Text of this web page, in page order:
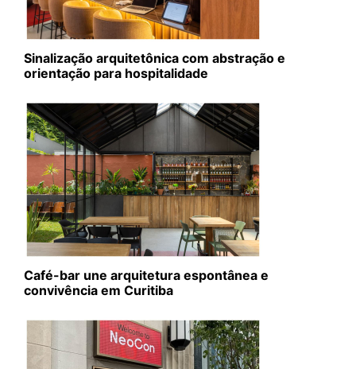
Sinalização arquitetônica com abstração e
orientação para hospitalidade
Café-bar une arquitetura espontânea e
convivência em Curitiba